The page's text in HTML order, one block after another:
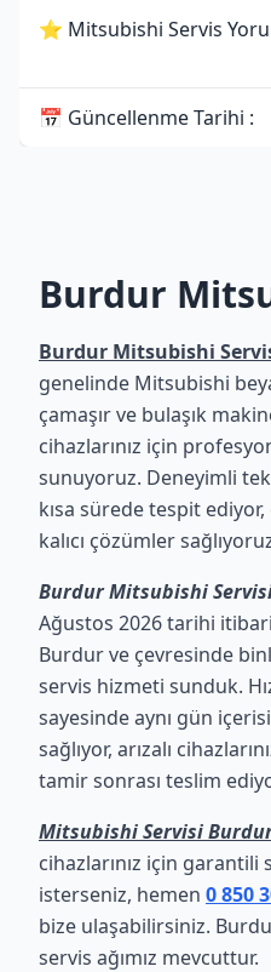
⭐ Mitsubishi Servis
📅 Güncellenme Tarihi :
Burdur
Burdur Mitsubishi
genelinde Mitsubishi
çamaşır ve bulaşık
cihazlarınız için
sunuyoruz. Deneyimli
kısa sürede tespit
kalıcı çözümler
Burdur Mitsubishi
Ağustos 2026 tarihi
Burdur ve çevresinde
servis hizmeti sunduk.
sayesinde aynı gün
sağlıyor, arızalı
tamir sonrası teslim
Mitsubishi Servisi
cihazlarınız için
isterseniz, hemen 0 850
bize ulaşabilirsiniz.
servis ağımız mevcuttur.